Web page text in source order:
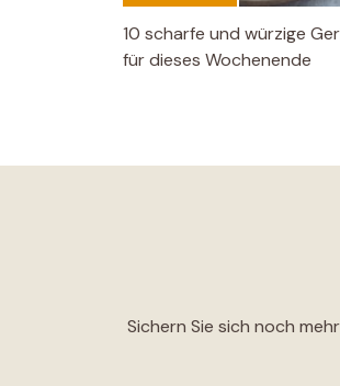
10 scharfe und würzige
für dieses Wochenende
Sichern Sie sich noch